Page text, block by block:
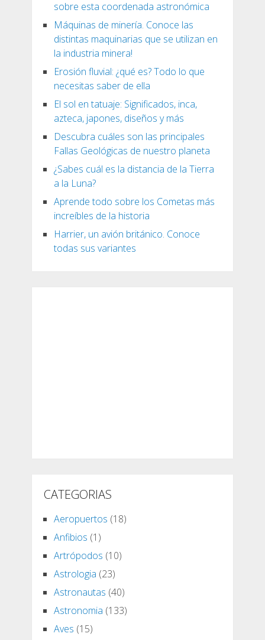
sobre esta coordenada astronómica
Máquinas de minería. Conoce las
distintas maquinarias que se utilizan en
la industria minera!
Erosión fluvial: ¿qué es? Todo lo que
necesitas saber de ella
El sol en tatuaje: Significados, inca,
azteca, japones, diseños y más
Descubra cuáles son las principales
Fallas Geológicas de nuestro planeta
¿Sabes cuál es la distancia de la Tierra
a la Luna?
Aprende todo sobre los Cometas más
increíbles de la historia
Harrier, un avión británico. Conoce
todas sus variantes
CATEGORIAS
Aeropuertos (18)
Anfibios (1)
Artrópodos (10)
Astrologia (23)
Astronautas (40)
Astronomia (133)
Aves (15)